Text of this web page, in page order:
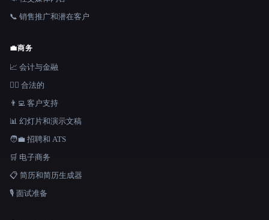
📞 销售推广和潜在客户
💼商务
📈 会计与金融
👩‍⚖️ 合法的
👨‍💻 客户支持
📊 幻灯片和演示文稿
🧑‍💼 招聘和 ATS
🛒 电子商务
📋 简历和简历生成器
🎙️ 面试准备